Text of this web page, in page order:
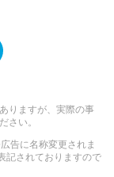
りますが、実際の事
さい。
告に名称変更されま
記されておりますので